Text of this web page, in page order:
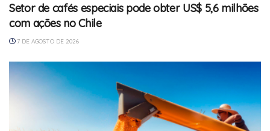
Setor de cafés especiais pode obter US$ 5,6 milhões
com ações no Chile
7 DE AGOSTO DE 2026